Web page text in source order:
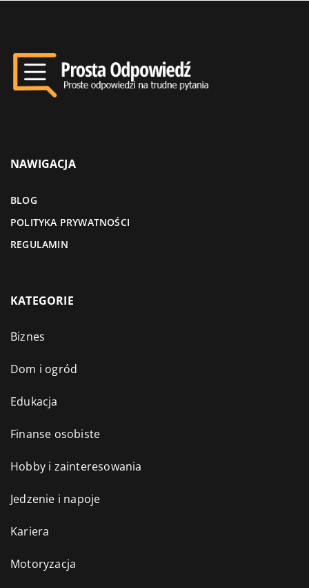
NAWIGACJA
BLOG
POLITYKA PRYWATNOŚCI
REGULAMIN
KATEGORIE
Biznes
Dom i ogród
Edukacja
Finanse osobiste
Hobby i zainteresowania
Jedzenie i napoje
Kariera
Motoryzacja